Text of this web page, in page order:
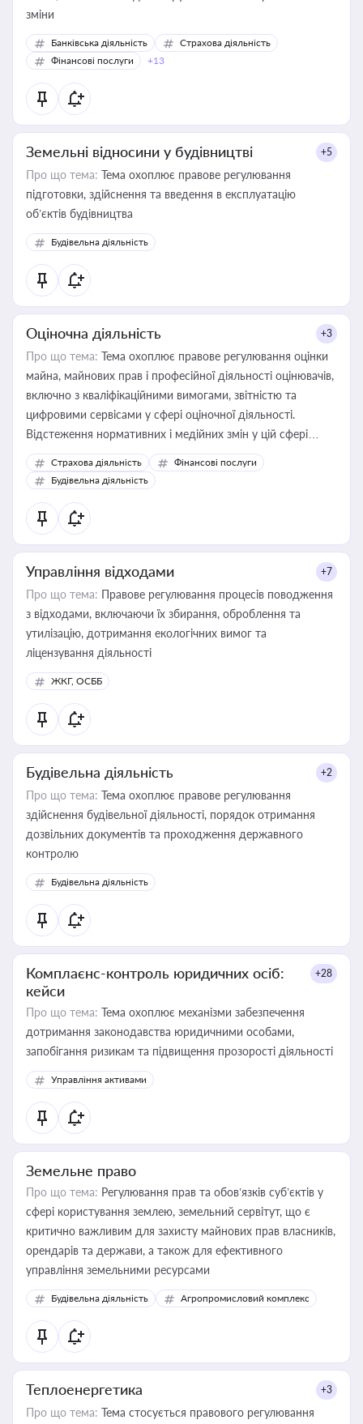
зміни
Банківська діяльність
Страхова діяльність
Фінансові послуги
+13
Земельні відносини у будівництві +5
Про що тема: Тема охоплює правове регулювання
підготовки, здійснення та введення в експлуатацію
об’єктів будівництва
Будівельна діяльність
Оціночна діяльність +3
Про що тема: Тема охоплює правове регулювання оцінки
майна, майнових прав і професійної діяльності оцінювачів,
включно з кваліфікаційними вимогами, звітністю та
цифровими сервісами у сфері оціночної діяльності.
Відстеження нормативних і медійних змін у цій сфері
корисне для власника бізнесу, керівника, юриста або
бухгалтера під час оподаткування, приватизації, оренди
державного майна, корпоративних угод і перевірки
статусу суб'єктів оціночної діяльності
Страхова діяльність
Фінансові послуги
Будівельна діяльність
Управління відходами +7
Про що тема: Правове регулювання процесів поводження
з відходами, включаючи їх збирання, оброблення та
утилізацію, дотримання екологічних вимог та
ліцензування діяльності
ЖКГ, ОСББ
Будівельна діяльність +2
Про що тема: Тема охоплює правове регулювання
здійснення будівельної діяльності, порядок отримання
дозвільних документів та проходження державного
контролю
Будівельна діяльність
Комплаєнс-контроль юридичних осіб:
кейси
+28
Про що тема: Тема охоплює механізми забезпечення
дотримання законодавства юридичними особами,
запобігання ризикам та підвищення прозорості діяльності
Управління активами
Земельне право
Про що тема: Регулювання прав та обов’язків суб’єктів у
сфері користування землею, земельний сервітут, що є
критично важливим для захисту майнових прав власників,
орендарів та держави, а також для ефективного
управління земельними ресурсами
Будівельна діяльність Агропромисловий комплекс
Теплоенергетика +3
Про що тема: Тема стосується правового регулювання